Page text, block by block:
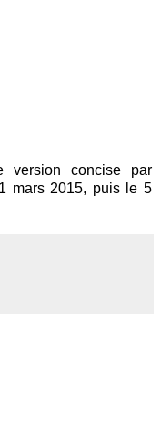
concise par
mars 2015, puis le 5